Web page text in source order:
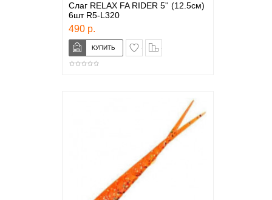
Слаг RELAX FA RIDER 5'' (12.5см)
6шт R5-L320
490 р.
в закладки